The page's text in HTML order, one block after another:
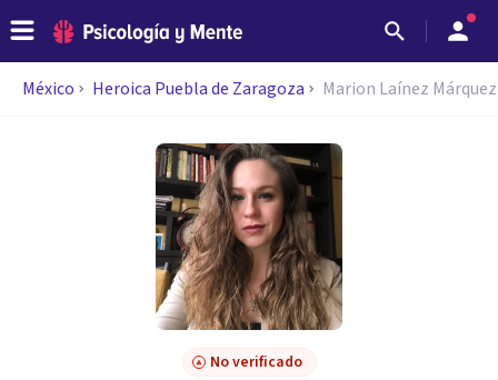
México Heroica Puebla de Zaragoza Marion Laínez Márquez
No verificado